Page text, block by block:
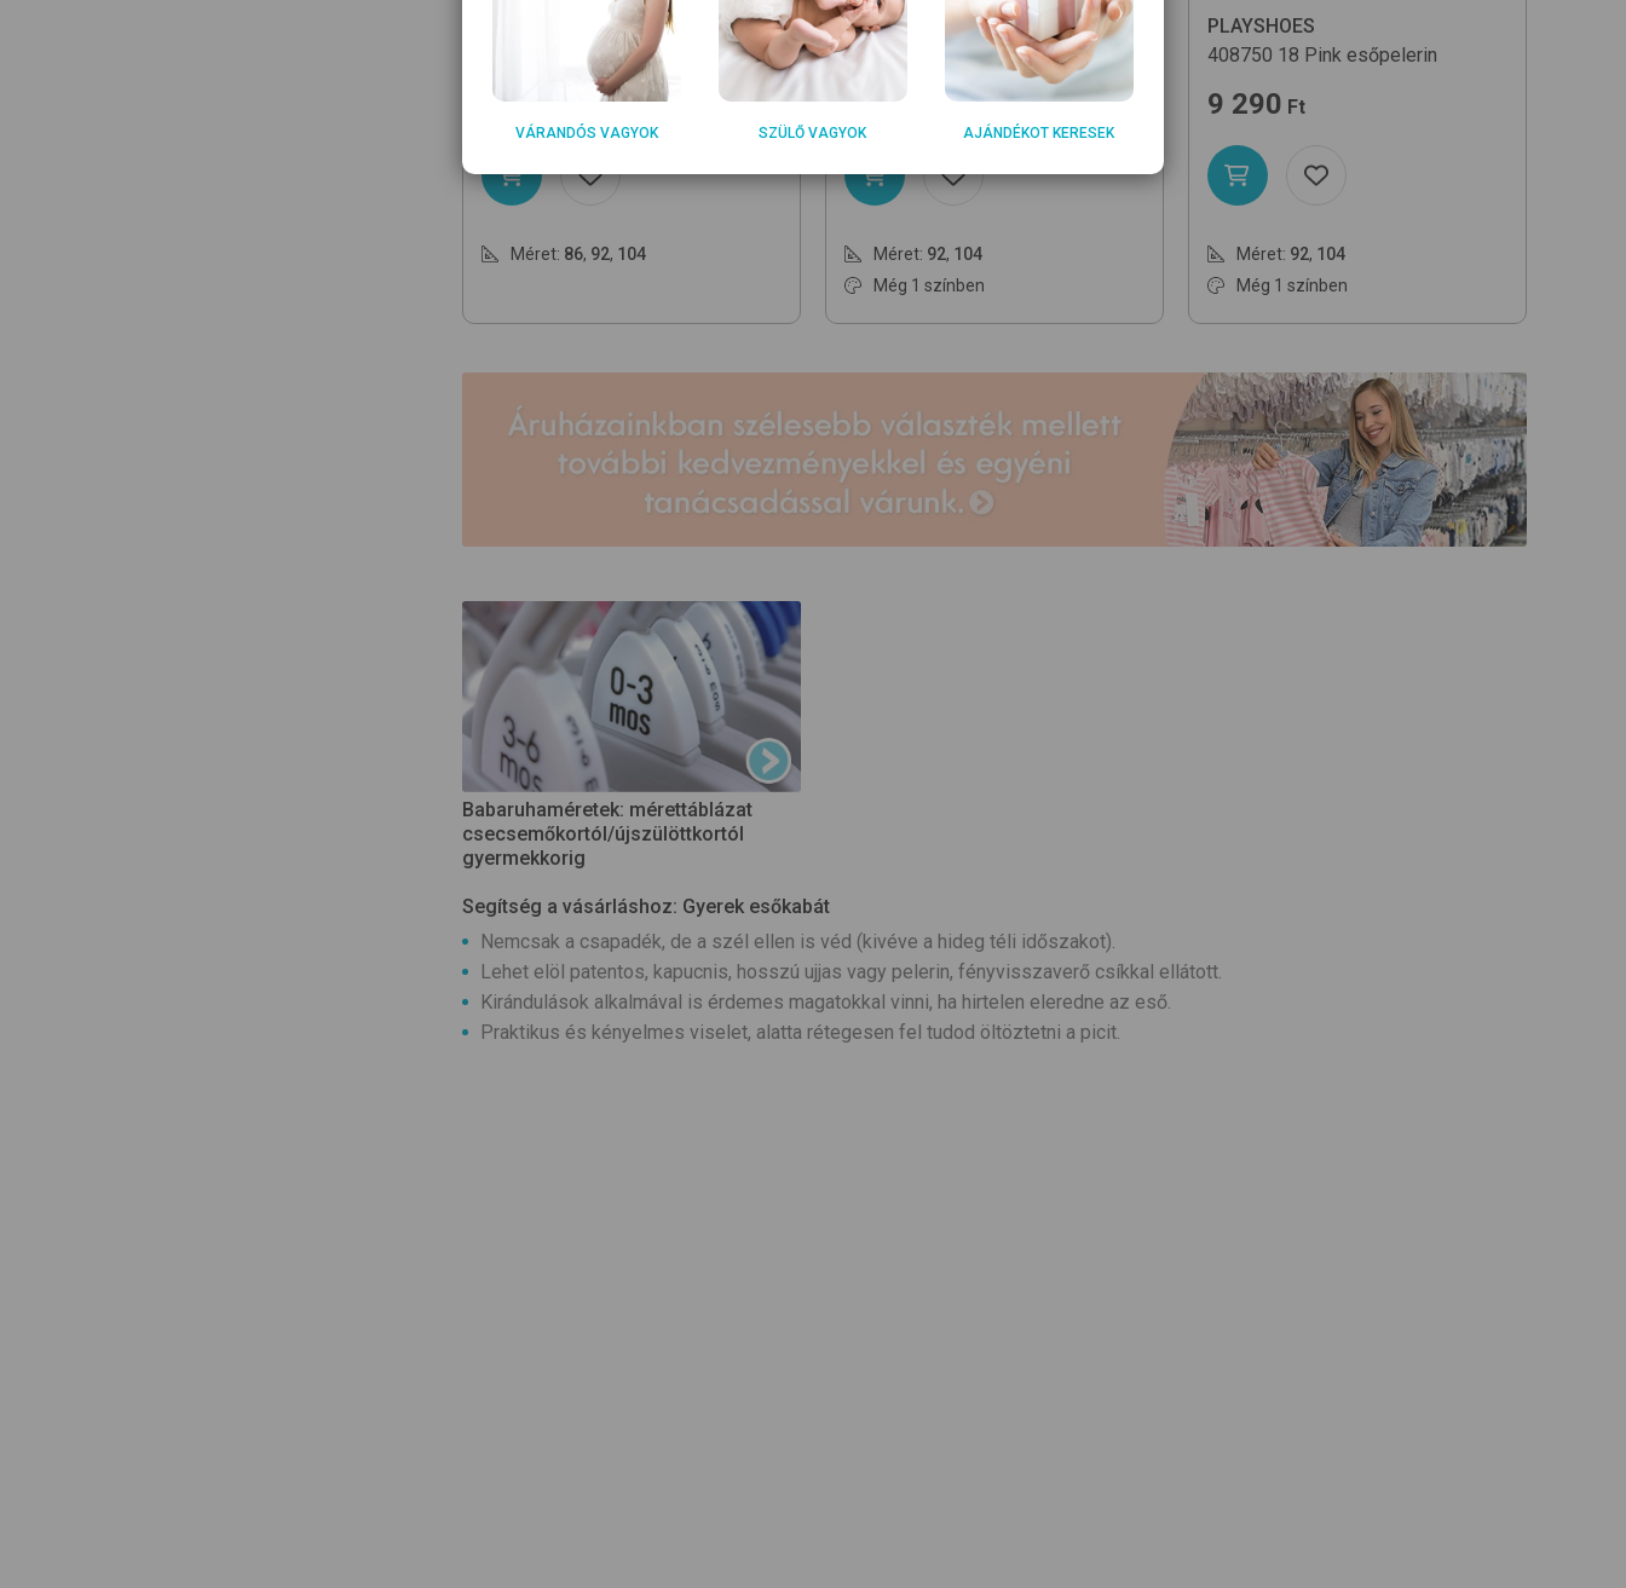
11 Navy gyerek esőkabát
12 490
Méret: 86, 92, 104
PLAYSHOES
408750
7 Blue esőpelerin
9 290
Méret: 92, 104
Még 1 színben
PLAYSHOES
408750 18 Pink esőpelerin
9 290 Ft
Méret: 92, 104
Még 1 színben
Babaruhaméretek: mérettáblázat
csecsemőkortól/újszülöttkortól
gyermekkorig
Segítség a vásárláshoz: Gyerek esőkabát
Nemcsak a csapadék, de a szél ellen is véd (kivéve a hideg téli időszakot).
Lehet elöl patentos, kapucnis, hosszú ujjas vagy pelerin, fényvisszaverő csíkkal ellátott.
Kirándulások alkalmával is érdemes magatokkal vinni, ha hirtelen eleredne az eső.
Praktikus és kényelmes viselet, alatta rétegesen fel tudod öltöztetni a picit.
VÁRANDÓS VAGYOK SZÜLŐ VAGYOK AJÁNDÉKOT KERESEK